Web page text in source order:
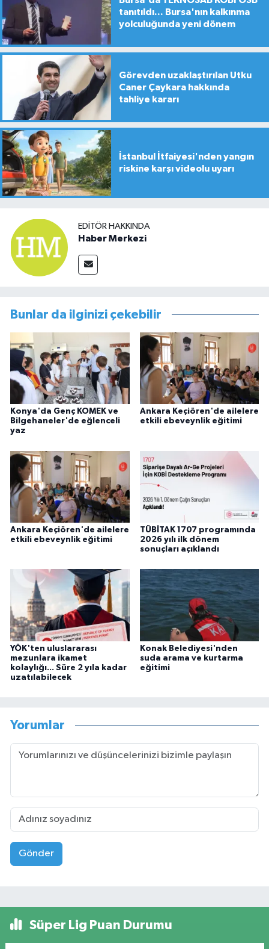
tanıtıldı... Bursa'nın kalkınma
yolculuğunda yeni dönem
Görevden uzaklaştırılan Utku
Caner Çaykara hakkında
tahliye kararı
İstanbul İtfaiyesi'nden yangın
riskine karşı videolu uyarı
EDITÖR HAKKINDA
Haber Merkezi
Bunlar da ilginizi çekebilir
Konya'da Genç KOMEK ve
Bilgehaneler'de eğlenceli
yaz
Ankara Keçiören'de ailelere
etkili ebeveynlik eğitimi
Ankara Keçiören'de ailelere
etkili ebeveynlik eğitimi
TÜBİTAK 1707 programında
2026 yılı ilk dönem
sonuçları açıklandı
YÖK'ten uluslararası
mezunlara ikamet
kolaylığı... Süre 2 yıla kadar
uzatılabilecek
Konak Belediyesi'nden
suda arama ve kurtarma
eğitimi
Yorumlar
Gönder
Süper Lig Puan Durumu